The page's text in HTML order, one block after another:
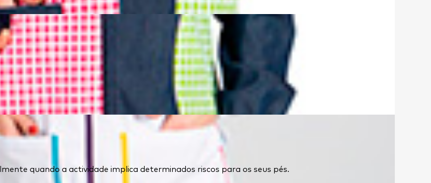
quando a actividade implica determinados riscos para os seus pés.